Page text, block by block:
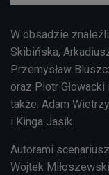
W obsadzie
Skibińska,
Przemysław
oraz Piotr
także: Adam
i Kinga Jasik.
Autorami
Wojtek